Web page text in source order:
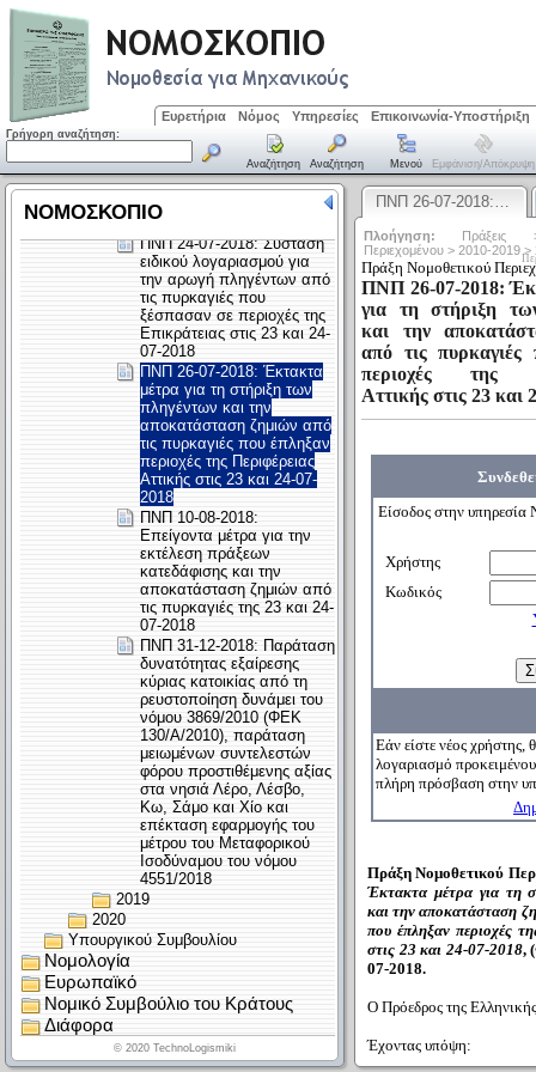
Ευρετήρια Νόμος Υπηρεσίες Επικοινωνία-Υποστήριξη
Γρήγορη αναζήτηση:
Αναζήτηση Αναζήτηση Μενού Εμφάνιση/απόκρυψη
ΠΝΠ 26-07-2018:…